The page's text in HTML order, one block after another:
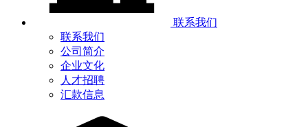
联系我们
联系我们
公司简介
企业文化
人才招聘
汇款信息